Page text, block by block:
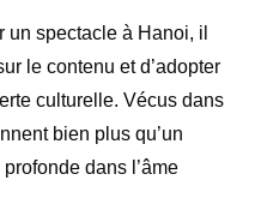
un spectacle à Hanoi, il
le contenu et d’adopter
culturelle. Vécus dans
bien plus qu’un
dans l’âme